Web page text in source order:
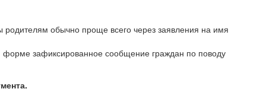
родителям обычно проще всего через заявления на имя
зафиксированное сообщение граждан по поводу